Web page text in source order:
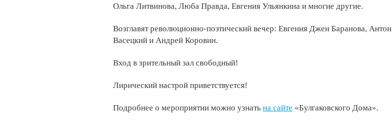
Ольга Литвинова, Люба Правда, Евгения Ульянкина и многие другие.
Возглавят революционно-поэтический вечер: Евгения Джен Баранова, Антон
Васецкий и Андрей Коровин.
Вход в зрительный зал свободный!
Лирический настрой приветствуется!
Подробнее о мероприятии можно узнать на сайте «Булгаковского Дома».